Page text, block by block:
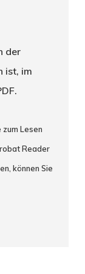
der
ist, im
Lesen
Reader
können Sie